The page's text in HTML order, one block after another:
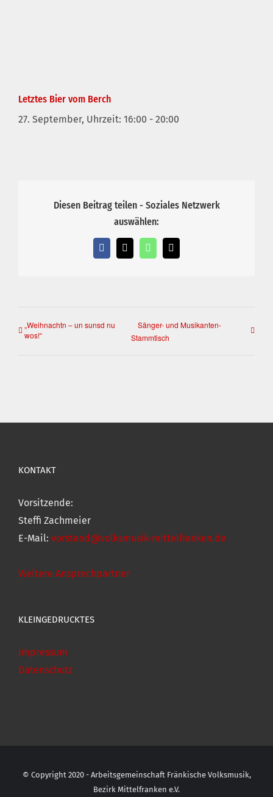
Letztes Bier vom Berch
27. September, Uhrzeit: 16:00 - 20:00
Diesen Beitrag teilen - Soziales Netzwerk
auswählen:
Facebook
X WhatsApp
E-
Mail
„Weihnachtn – un sunsd nu
wos!“
Sänger- und Musikanten-
Stammtisch
KONTAKT
Vorsitzende:
Steffi Zachmeier
E-Mail: vorstand@volksmusik-mittelfranken.de
Weitere Ansprechpartner
KLEINGEDRUCKTES
Impressum
Datenschutz
© Copyright 2020 - Arbeitsgemeinschaft Fränkische Volksmusik,
Bezirk Mittelfranken e.V.